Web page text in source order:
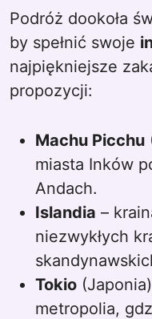
Podróż dookoła
by spełnić swoje
najpiękniejsze
propozycji:
Machu Picchu
miasta Inków
Andach.
Islandia –
niezwykłych
Tokio
metropolia,